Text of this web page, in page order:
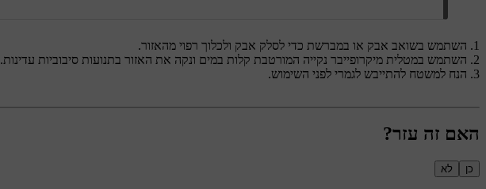
השתמש בשואב אבק או במברשת כדי לסלק אבק ולכלוך רפוי מהאזור.
השתמש במטלית מיקרופייבר נקייה המורטבת קלות במים ונקה את האזור בתנועות סיבוביות עדינות.
הנח למשטח להתייבש לגמרי לפני השימוש.
האם זה עזר?
כן לא